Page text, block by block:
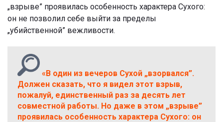
„взрыве” проявилась особенность характера Сухого:
он не позволил себе выйти за пределы
„убийственной” вежливости.
«В один из вечеров Сухой „взорвался”.
Должен сказать, что я видел этот взрыв,
пожалуй, единственный раз за десять лет
совместной работы. Но даже в этом „взрыве”
проявилась особенность характера Сухого: он